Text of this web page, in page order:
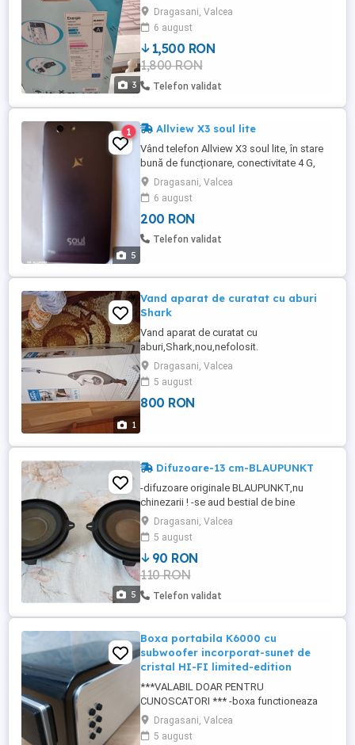
3
specificati: Este de tip Racire incalzire si
racit cu aer. *Marca Alaska Eficienta A,
*consum anual de energie 400kw, *putere
frigorifica 2.5kw, *putere calorica 2.80kw,
*nivel zgomot 63db. Este in perfecta stare
de functionare ...
Dragasani, Valcea
6 august
1,500 RON
1,800 RON
Telefon validat
5
1 Allview X3 soul lite
Vând telefon Allview X3 soul lite, în stare
bună de funcționare, conectivitate 4 G,
display 5",OS Android 6.0, memorie RAM
:3 GB, memorie Flash 16 GB, suportă card
micro SD de până la 128 GB, camera
frontală 5 MP,Flash SCREEN, baterie 2 400
mAh
Dragasani, Valcea
6 august
200 RON
Telefon validat
1
Vand aparat de curatat cu aburi
Shark
Vand aparat de curatat cu
aburi,Shark,nou,nefolosit.
Dragasani, Valcea
5 august
800 RON
5
Difuzoare-13 cm-BLAUPUNKT
-difuzoare originale BLAUPUNKT,nu
chinezarii ! -se aud bestial de bine
,specific firmei BLAUPUNKT. -nu huruie,nu
gajie,nu freaca,etc. -au 50 wati. -pentru
orice intrebare nu ezitati sa ma contactati.
-prefer predare personala dar trimit si in
tara. -accept orice test!
Dragasani, Valcea
5 august
90 RON
110 RON
Telefon validat
Boxa portabila K6000 cu
subwoofer incorporat-sunet de
cristal HI-FI limited-edition
***VALABIL DOAR PENTRU
CUNOSCATORI *** -boxa functioneaza
perfect! -neintervenit asupra ei! -nu se
gaseste la vanzare pe Romania,sunt
Dragasani, Valcea
5 august